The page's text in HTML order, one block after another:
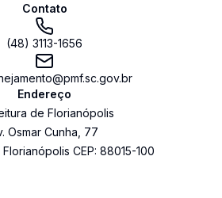
Contato
(48) 3113-1656
Endereço
de Florianópolis
Osmar Cunha 77
Florianópolis CEP: 88015-100